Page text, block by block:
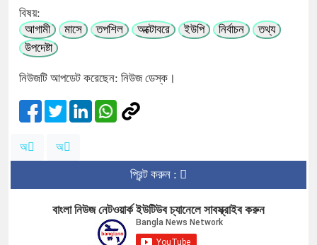
বিষয়:
আগামী
মাসে তপশিল অক্টোবরে ইউপি নির্বাচন
তথ্য
উপদেষ্টা
নিউজটি আপডেট করেছেন: নিউজ ডেস্ক।
অ অ
প্রিন্ট করুন :
বাংলা নিউজ নেটওয়ার্ক ইউটিউব চ্যানেলে সাবস্ক্রাইব করুন